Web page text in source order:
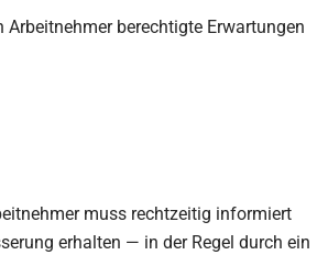
berechtigte Erwartungen
muss rechtzeitig informiert
erhalten — in der Regel durch ein